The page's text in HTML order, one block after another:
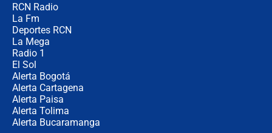
RCN Radio
La Fm
Deportes RCN
La Mega
Radio 1
El Sol
Alerta Bogotá
Alerta Cartagena
Alerta Paisa
Alerta Tolima
Alerta Bucaramanga